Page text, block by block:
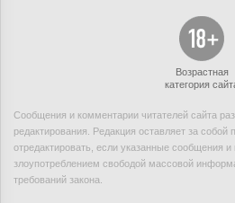
Возрастная
категория
Сообщения и комментарии читателей сайта
редактирования. Редакция оставляет за собой
отредактировать, если указанные сообщения
злоупотреблением свободой массовой
требований закона.